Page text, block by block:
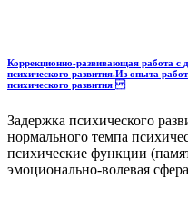
Коррекционно-развивающая работа с
психического развития.Из опыта
психического развития
Задержка психического
нормального темпа
психические функции
эмоционально-волевая